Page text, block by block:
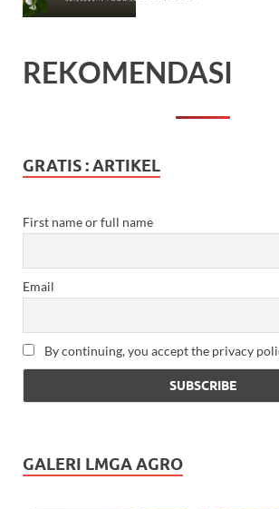
REKOMENDASI
GRATIS : ARTIKEL
First name or full name
Email
By continuing, you accept the privacy
GALERI LMGA AGRO